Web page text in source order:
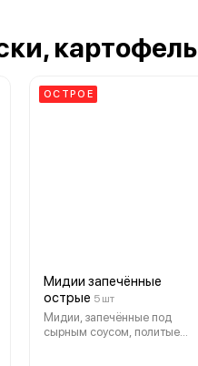
картофель
ОСТРОЕ
Мидии запечённые
острые 5 шт
Мидии, запечённые под
сырным соусом, политые